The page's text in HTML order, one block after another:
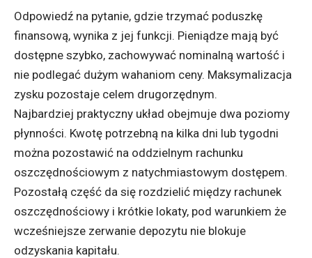
Odpowiedź na pytanie, gdzie trzymać poduszkę
finansową, wynika z jej funkcji. Pieniądze mają być
dostępne szybko, zachowywać nominalną wartość i
nie podlegać dużym wahaniom ceny. Maksymalizacja
zysku pozostaje celem drugorzędnym.
Najbardziej praktyczny układ obejmuje dwa poziomy
płynności. Kwotę potrzebną na kilka dni lub tygodni
można pozostawić na oddzielnym rachunku
oszczędnościowym z natychmiastowym dostępem.
Pozostałą część da się rozdzielić między rachunek
oszczędnościowy i krótkie lokaty, pod warunkiem że
wcześniejsze zerwanie depozytu nie blokuje
odzyskania kapitału.